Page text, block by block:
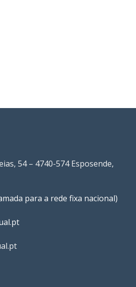
54 – 4740-574 Esposende,
para a rede fixa nacional)